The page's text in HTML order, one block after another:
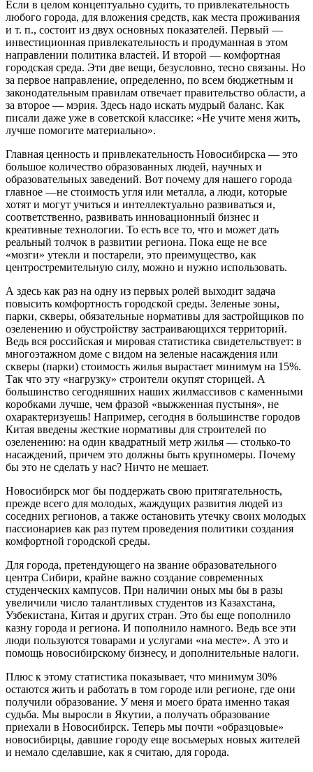
Если в целом концептуально судить, то привлекательность
любого города, для вложения средств, как места проживания
и т. п., состоит из двух основных показателей. Первый —
инвестиционная привлекательность и продуманная в этом
направлении политика властей. И второй — комфортная
городская среда. Эти две вещи, безусловно, тесно связаны. Но
за первое направление, определенно, по всем бюджетным и
законодательным правилам отвечает правительство области, а
за второе — мэрия. Здесь надо искать мудрый баланс. Как
писали даже уже в советской классике: «Не учите меня жить,
лучше помогите материально».
Главная ценность и привлекательность Новосибирска — это
большое количество образованных людей, научных и
образовательных заведений. Вот почему для нашего города
главное —не стоимость угля или металла, а люди, которые
хотят и могут учиться и интеллектуально развиваться и,
соответственно, развивать инновационный бизнес и
креативные технологии. То есть все то, что и может дать
реальный толчок в развитии региона. Пока еще не все
«мозги» утекли и постарели, это преимущество, как
центростремительную силу, можно и нужно использовать.
А здесь как раз на одну из первых ролей выходит задача
повысить комфортность городской среды. Зеленые зоны,
парки, скверы, обязательные нормативы для застройщиков по
озеленению и обустройству застраивающихся территорий.
Ведь вся российская и мировая статистика свидетельствует: в
многоэтажном доме с видом на зеленые насаждения или
скверы (парки) стоимость жилья вырастает минимум на 15%.
Так что эту «нагрузку» строители окупят сторицей. А
большинство сегодняшних наших жилмассивов с каменными
коробками лучше, чем фразой «выжженная пустыня», не
охарактеризуешь! Например, сегодня в большинстве городов
Китая введены жесткие нормативы для строителей по
озеленению: на один квадратный метр жилья — столько-то
насаждений, причем это должны быть крупномеры. Почему
бы это не сделать у нас? Ничто не мешает.
Новосибирск мог бы поддержать свою притягательность,
прежде всего для молодых, жаждущих развития людей из
соседних регионов, а также остановить утечку своих молодых
пассионариев как раз путем проведения политики создания
комфортной городской среды.
Для города, претендующего на звание образовательного
центра Сибири, крайне важно создание современных
студенческих кампусов. При наличии оных мы бы в разы
увеличили число талантливых студентов из Казахстана,
Узбекистана, Китая и других стран. Это бы еще пополнило
казну города и региона. И пополнило намного. Ведь все эти
люди пользуются товарами и услугами «на месте». А это и
помощь новосибирскому бизнесу, и дополнительные налоги.
Плюс к этому статистика показывает, что минимум 30%
остаются жить и работать в том городе или регионе, где они
получили образование. У меня и моего брата именно такая
судьба. Мы выросли в Якутии, а получать образование
приехали в Новосибирск. Теперь мы почти «образцовые»
новосибирцы, давшие городу еще восьмерых новых жителей
и немало сделавшие, как я считаю, для города.